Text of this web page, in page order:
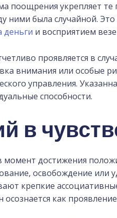
поощрения укрепляет
ними была случайной.
деньги и восприятием
проявляется в
внимания или особые
управления.
способности.
в
достижения
освобождение или
крепкие
как